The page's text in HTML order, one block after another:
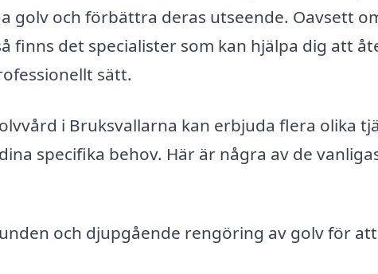
golv och förbättra deras utseende. Oavsett
finns det specialister som kan hjälpa dig att
sätt.
i Bruksvallarna kan erbjuda flera olika
specifika behov. Här är några av de
och djupgående rengöring av golv för